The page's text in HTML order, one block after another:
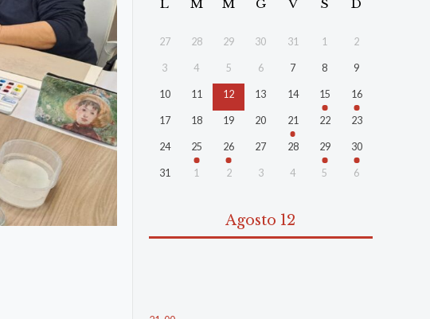
L M M G V S D
27 28 29 30 31 1 2
3 4 5 6 7 8 9
10 11 12 13 14 15 16
17 18 19 20 21 22 23
24 25 26 27 28 29 30
31 1 2 3 4 5 6
Agosto 12